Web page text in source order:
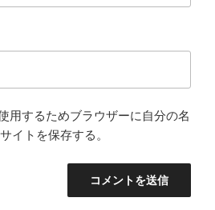
用するためブラウザーに自分の名
イトを保存する。